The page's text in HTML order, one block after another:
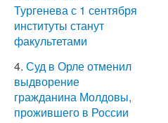
Тургенева с 1 сентября
институты станут
факультетами
4. Суд в Орле отменил
выдворение
гражданина Молдовы,
прожившего в России